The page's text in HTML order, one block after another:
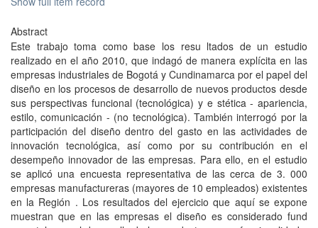
Abstract
Este trabajo toma como base los resu ltados de un estudio
realizado en el año 2010, que indagó de manera explícita en las
empresas industriales de Bogotá y Cundinamarca por el papel del
diseño en los procesos de desarrollo de nuevos productos desde
sus perspectivas funcional (tecnológica) y e stética - apariencia,
estilo, comunicación - (no tecnológica). También interrogó por la
participación del diseño dentro del gasto en las actividades de
innovación tecnológica, así como por su contribución en el
desempeño innovador de las empresas. Para ello, en el estudio
se aplicó una encuesta representativa de las cerca de 3. 000
empresas manufactureras (mayores de 10 empleados) existentes
en la Región . Los resultados del ejercicio que aquí se expone
muestran que en las empresas el diseño es considerado fund